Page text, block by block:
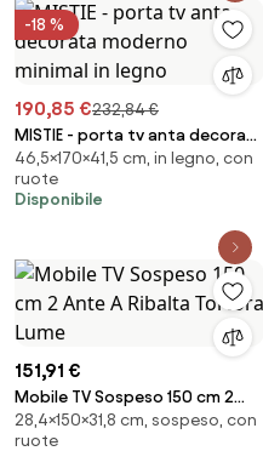
-18 %
190,85 €232,84 €
MISTIE - porta tv anta decorata
moderno minimal in legno
46,5×170×41,5 cm, in legno, con
ruote
Disponibile
151,91 €
Mobile TV Sospeso 150 cm 2
Ante A Ribalta Tortora Lume
28,4×150×31,8 cm, sospeso, con
ruote